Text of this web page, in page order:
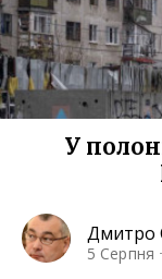
У
Дмитро
5 Серпня